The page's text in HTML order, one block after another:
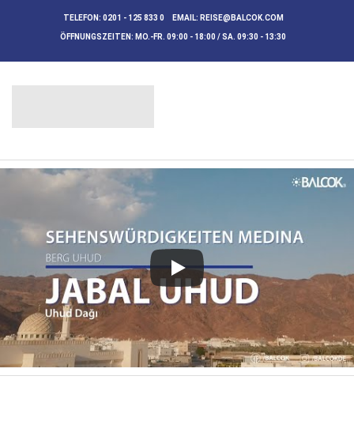
TELEFON: 0201 - 125 833 0 EMAIL: REISE@BALCOK.COM
ÖFFNUNGSZEITEN: MO.-FR. 09:00 - 18:00 / SA. 09:30 - 13:30